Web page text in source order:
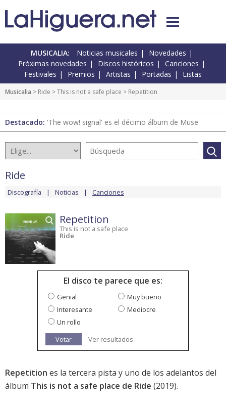
MUSICALIA: Noticias musicales
Novedades
Próximas novedades
Discos históricos
Canciones
Festivales
Premios Artistas Portadas Listas
Musicalia > Ride >This is not a safe place > Repetition
Destacado: 'The wow! signal' es el décimo álbum de Muse
Ride
Discografía Noticias Canciones
Repetition
This is not a safe place
Ride
El disco te parece que es:
Genial
Muy bueno
Interesante
Mediocre
Un rollo
Votar
Ver resultados
Repetition es la tercera pista y uno de los adelantos del
álbum This is not a safe place de Ride (2019).